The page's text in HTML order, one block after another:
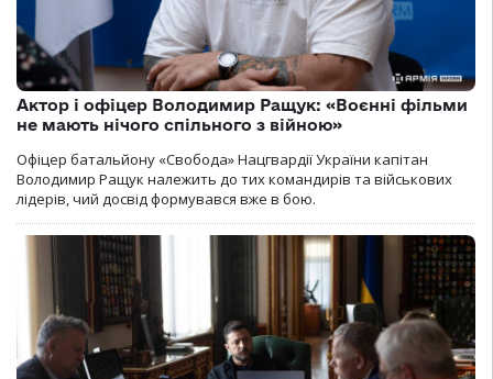
Актор і офіцер Володимир Ращук: «Воєнні фільми
не мають нічого спільного з війною»
Офіцер батальйону «Свобода» Нацгвардії України капітан
Володимир Ращук належить до тих командирів та військових
лідерів, чий досвід формувався вже в бою.